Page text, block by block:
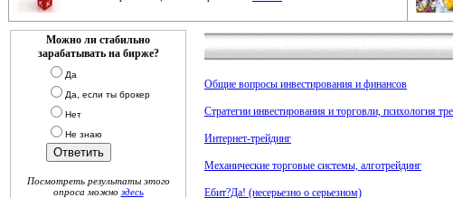
Можно ли стабильно
зарабатывать на бирже?
Да
Да, если ты брокер
Нет
Не знаю
Посмотреть результаты этого
опроса можно здесь
Общие вопросы инвестирования и финансов
Стратегии инвестирования и торговли, психология
Интернет-трейдинг
Механические торговые системы, алготрейдинг
Ебит?Да! (несерьезно о серьезном)